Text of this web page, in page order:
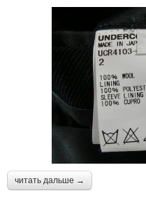
читать дальше →